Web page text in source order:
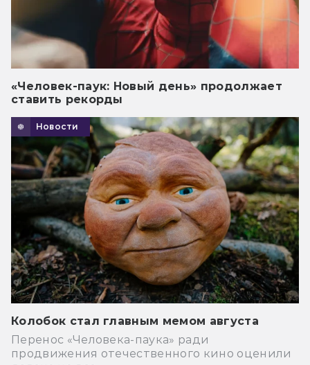
«Человек-паук: Новый день» продолжает
ставить рекорды
Новости
Колобок стал главным мемом августа
Перенос «Человека-паука» ради
продвижения отечественного кино оценили